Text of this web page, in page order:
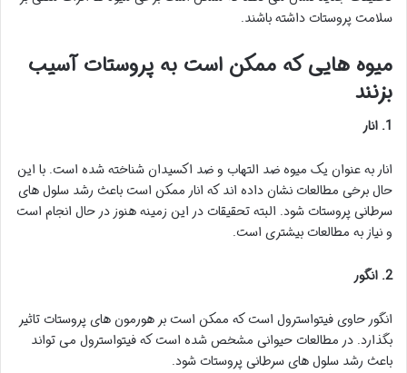
سلامت پروستات داشته باشند.
میوه هایی که ممکن است به پروستات آسیب
بزنند
1. انار
انار به عنوان یک میوه ضد التهاب و ضد اکسیدان شناخته شده است. با این
حال برخی مطالعات نشان داده اند که انار ممکن است باعث رشد سلول های
سرطانی پروستات شود. البته تحقیقات در این زمینه هنوز در حال انجام است
و نیاز به مطالعات بیشتری است.
2. انگور
انگور حاوی فیتواسترول است که ممکن است بر هورمون های پروستات تاثیر
بگذارد. در مطالعات حیوانی مشخص شده است که فیتواسترول می تواند
باعث رشد سلول های سرطانی پروستات شود.